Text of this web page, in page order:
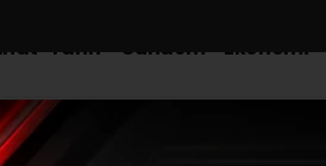
Tarih Gündem Ekonomi